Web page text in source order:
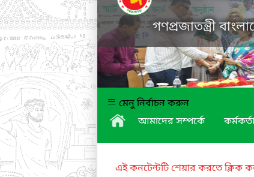
গণপ্রজাতন্ত্রী
মেনু নির্বাচন করুন
আমাদের সম্পর্কে
এই কনটেন্টটি শেয়ার করতে ক্লিক